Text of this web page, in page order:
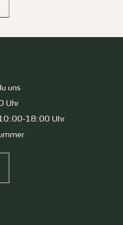
uns
Uhr
18:00 Uhr